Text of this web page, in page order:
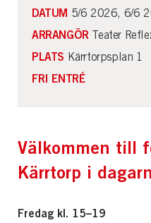
Välkommen till
Kärrtorp i
Fredag kl. 15–19
DATUM 5/6 2026, 6/6
ARRANGÖRTeater
PLATS Kärrtorpsplan 1
FRI ENTRÉ